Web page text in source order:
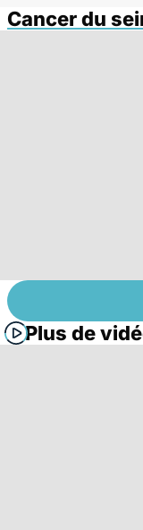
Cancer du
Plus de